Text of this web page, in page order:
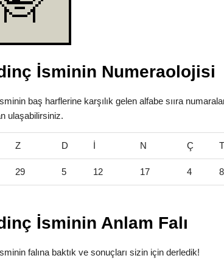
İsminin Numeraolojisi
baş harflerine karşılık gelen alfabe sııra
ulaşabilirsiniz.
Z D İ N Ç
29 5 12 17 4
İsminin Anlam Falı
falına baktık ve sonuçları sizin için derledik!